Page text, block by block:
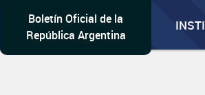
Boletín Oficial de la
República Argentina